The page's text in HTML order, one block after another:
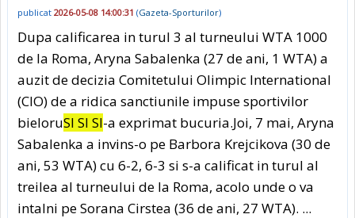
publicat 2026-05-08 14:00:31 (Gazeta-Sporturilor)
Dupa calificarea in turul 3 al turneului WTA 1000
de la Roma, Aryna Sabalenka (27 de ani, 1 WTA) a
auzit de decizia Comitetului Olimpic International
(CIO) de a ridica sanctiunile impuse sportivilor
bieloruSI SI SI-a exprimat bucuria.Joi, 7 mai, Aryna
Sabalenka a invins-o pe Barbora Krejcikova (30 de
ani, 53 WTA) cu 6-2, 6-3 si s-a calificat in turul al
treilea al turneului de la Roma, acolo unde o va
intalni pe Sorana Cirstea (36 de ani, 27 WTA). ...